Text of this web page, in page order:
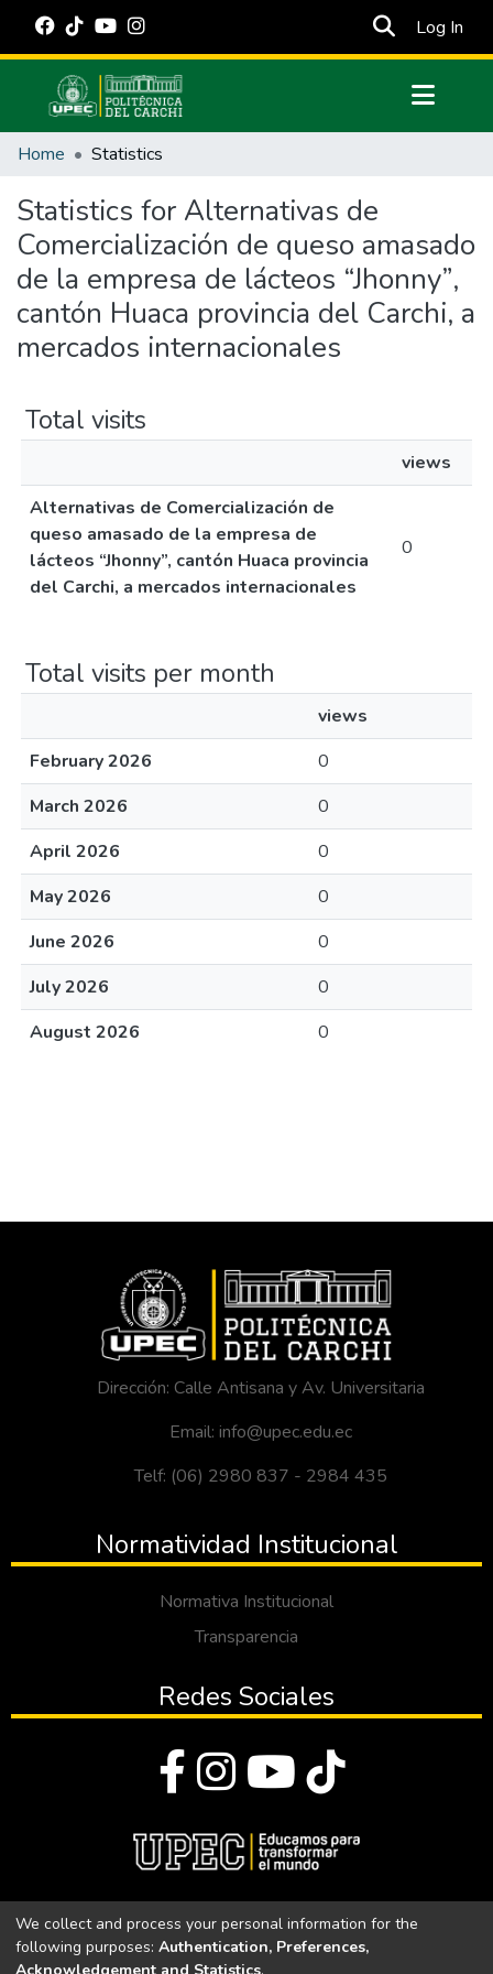
Log In
Communities & Collections
Estadísticas Externas
Manuales
Home Statistics
Statistics for Alternativas de
Comercialización de queso amasado
de la empresa de lácteos “Jhonny”,
cantón Huaca provincia del Carchi, a
mercados internacionales
Total visits
views
Alternativas de Comercialización de
queso amasado de la empresa de
lácteos “Jhonny”, cantón Huaca provincia
del Carchi, a mercados internacionales
0
Total visits per month
views
February 2026
0
March 2026
0
April 2026
0
May 2026
0
June 2026
0
July 2026
0
August 2026
0
Dirección: Calle Antisana y Av. Universitaria
Email: info@upec.edu.ec
Telf: (06) 2980 837 - 2984 435
Normatividad Institucional
Normativa Institucional
Transparencia
Redes Sociales
Universidad Politécnica Estatal del Carchi
We collect and process your personal information for the
following purposes: Authentication, Preferences,